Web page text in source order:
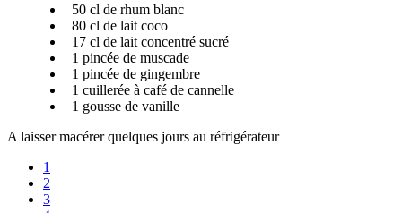
50 cl de rhum blanc
80 cl de lait coco
17 cl de lait concentré sucré
1 pincée de muscade
1 pincée de gingembre
1 cuillerée à café de cannelle
1 gousse de vanille
A laisser macérer quelques jours au réfrigérateur
1
2
3